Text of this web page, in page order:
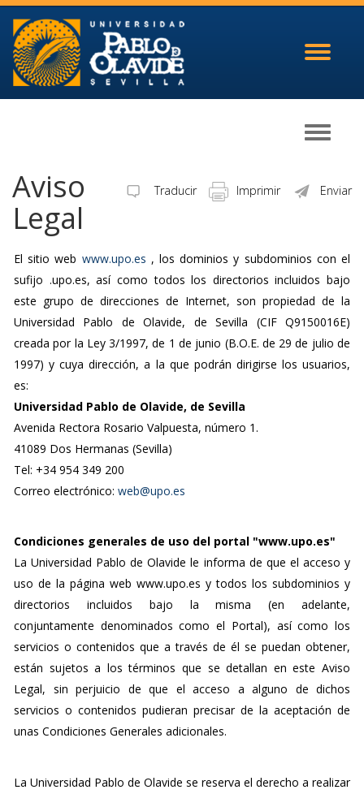
Toggle
Toggle
Enviar
Imprimir
Traducir
Aviso
Legal
El sitio web www.upo.es , los dominios y subdominios con el
sufijo .upo.es, así como todos los directorios incluidos bajo
este grupo de direcciones de Internet, son propiedad de la
Universidad Pablo de Olavide, de Sevilla (CIF Q9150016E)
creada por la Ley 3/1997, de 1 de junio (B.O.E. de 29 de julio de
1997) y cuya dirección, a la que podrán dirigirse los usuarios,
es:
Universidad Pablo de Olavide, de Sevilla
Avenida Rectora Rosario Valpuesta, número 1.
41089 Dos Hermanas (Sevilla)
Tel: +34 954 349 200
Correo electrónico: web@upo.es
Condiciones generales de uso del portal "www.upo.es"
La Universidad Pablo de Olavide le informa de que el acceso y
uso de la página web www.upo.es y todos los subdominios y
directorios incluidos bajo la misma (en adelante,
conjuntamente denominados como el Portal), así como los
servicios o contenidos que a través de él se puedan obtener,
están sujetos a los términos que se detallan en este Aviso
Legal, sin perjuicio de que el acceso a alguno de dichos
servicios o contenidos pudieran precisar de la aceptación de
unas Condiciones Generales adicionales.
La Universidad Pablo de Olavide se reserva el derecho a realizar